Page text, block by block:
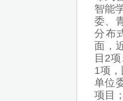
智能
委、
分布
面，
目2
1项
单位
项目